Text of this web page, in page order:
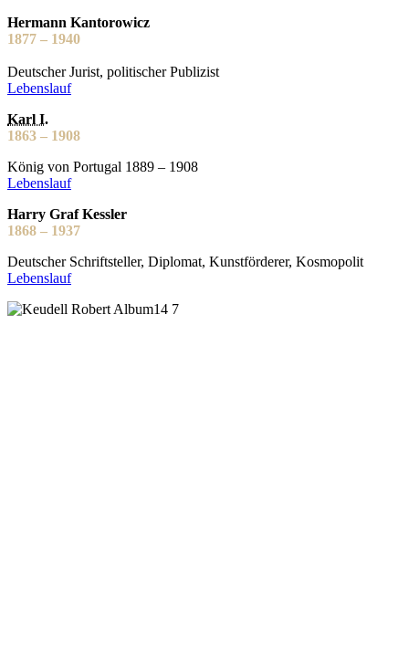
Hermann Kantorowicz
1877 – 1940
Deutscher Jurist, politischer Publizist
Lebenslauf
Karl I.
1863 – 1908
König von Portugal 1889 – 1908
Lebenslauf
Harry Graf Kessler
1868 – 1937
Deutscher Schriftsteller, Diplomat, Kunstförderer, Kosmopolit
Lebenslauf